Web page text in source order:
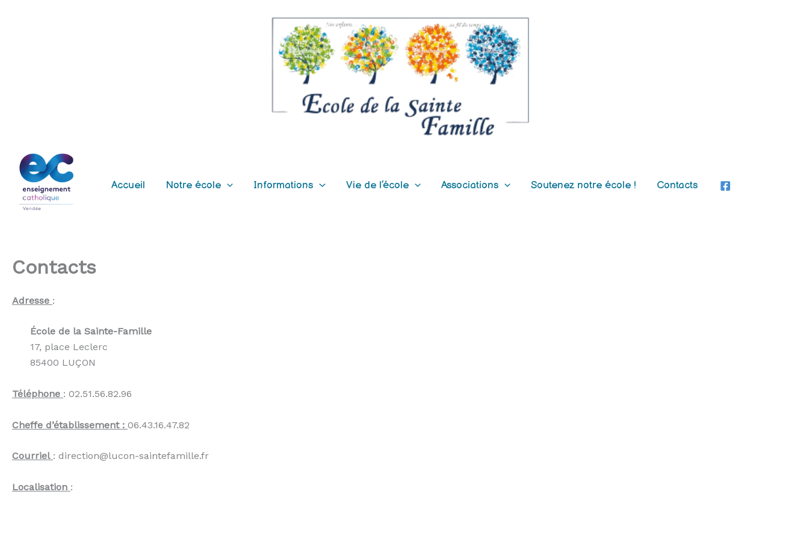
Accueil Notre école Informations Vie de l’école Associations Soutenez notre école ! Contacts
Contacts
Adresse :
École de la Sainte-Famille
17, place Leclerc
85400 LUÇON
Téléphone : 02.51.56.82.96
Cheffe d’établissement : 06.43.16.47.82
Courriel : direction@lucon-saintefamille.fr
Localisation :